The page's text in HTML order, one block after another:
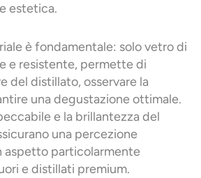
estetica.
è fondamentale: solo vetro di
e resistente, permette di
del distillato, osservare la
una degustazione ottimale.
e la brillantezza del
una percezione
aspetto particolarmente
e distillati premium.